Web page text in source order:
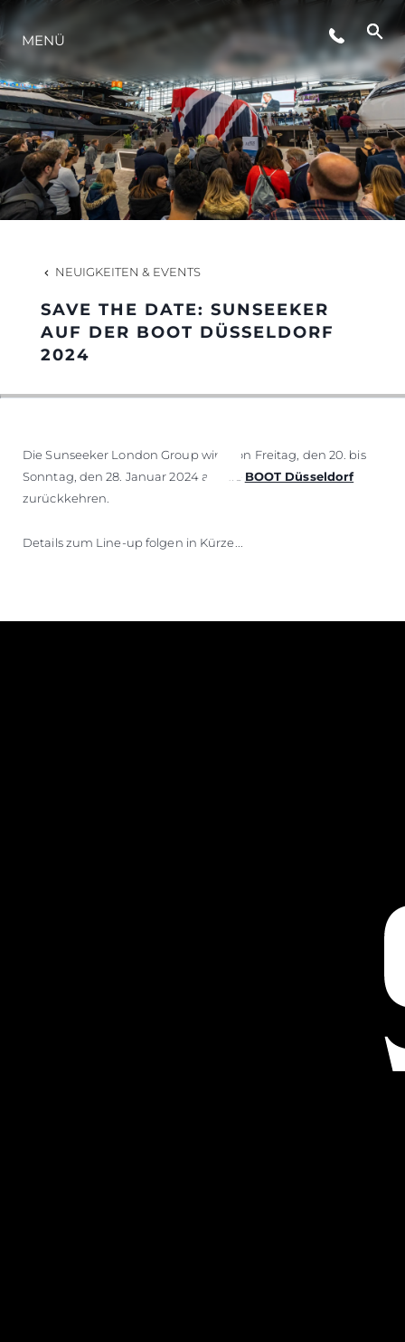
LIFESTYLE
INNOVATION
DIE FIRMA
DAS TEAM
GESCHICHTE
BEWERTEN SIE IHR BOOT
MENÜ
NEUIGKEITEN & EVENTS
SAVE THE DATE: SUNSEEKER
AUF DER BOOT DÜSSELDORF
2024
Die Sunseeker London Group wird von Freitag, den 20. bis
Sonntag, den 28. Januar 2024 auf die BOOT Düsseldorf
zurückkehren.
Details zum Line-up folgen in Kürze...